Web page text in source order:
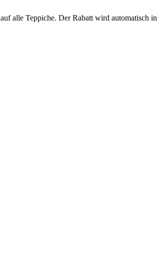
auf alle Teppiche. Der Rabatt wird automatisch